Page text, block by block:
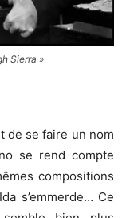
Sierra »
de se faire un nom
se rend compte
compositions
s’emmerde… Ce